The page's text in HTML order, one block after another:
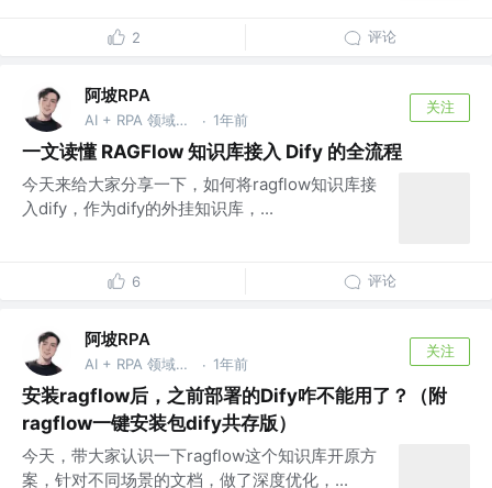
2 评论
阿坡RPA
AI + RPA 领域持续深耕者，专注于分享本地知识库及 AI 自动化工作流实战干货， vx：ao-ai-coding · 1年前
关注
一文读懂 RAGFlow 知识库接入 Dify 的全流程
今天来给大家分享一下，如何将ragflow知识库接
入dify，作为dify的外挂知识库，...
6 评论
阿坡RPA
AI + RPA 领域持续深耕者，专注于分享本地知识库及 AI 自动化工作流实战干货， vx：ao-ai-coding · 1年前
关注
安装ragflow后，之前部署的Dify咋不能用了？（附
ragflow一键安装包dify共存版）
今天，带大家认识一下ragflow这个知识库开原方
案，针对不同场景的文档，做了深度优化，...